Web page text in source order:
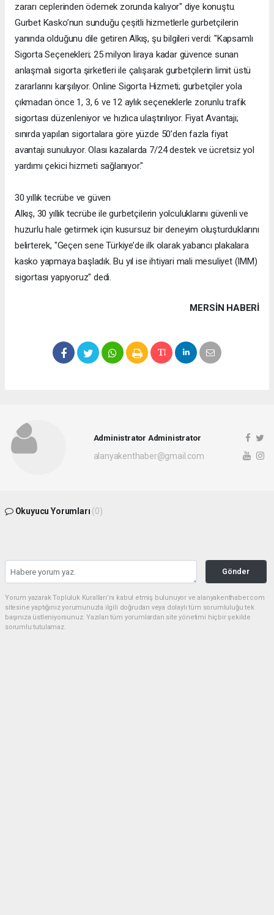
zararı ceplerinden ödemek zorunda kalıyor" diye konuştu.
Gurbet Kasko’nun sunduğu çeşitli hizmetlerle gurbetçilerin
yanında olduğunu dile getiren Alkış, şu bilgileri verdi: "Kapsamlı
Sigorta Seçenekleri; 25 milyon liraya kadar güvence sunan
anlaşmalı sigorta şirketleri ile çalışarak gurbetçilerin limit üstü
zararlarını karşılıyor. Online Sigorta Hizmeti; gurbetçiler yola
çıkmadan önce 1, 3, 6 ve 12 aylık seçeneklerle zorunlu trafik
sigortası düzenleniyor ve hızlıca ulaştırılıyor. Fiyat Avantajı;
sınırda yapılan sigortalara göre yüzde 50’den fazla fiyat
avantajı sunuluyor. Olası kazalarda 7/24 destek ve ücretsiz yol
yardımı çekici hizmeti sağlanıyor."
30 yıllık tecrübe ve güven
Alkış, 30 yıllık tecrübe ile gurbetçilerin yolculuklarını güvenli ve
huzurlu hale getirmek için kusursuz bir deneyim oluşturduklarını
belirterek, "Geçen sene Türkiye’de ilk olarak yabancı plakalara
kasko yapmaya başladık. Bu yıl ise ihtiyari mali mesuliyet (IMM)
sigortası yapıyoruz" dedi.
MERSIN HABERİ
Administrator Administrator
alanyakenthaber@gmail.com
Okuyucu Yorumları (0)
Gönder
Yorum yazarak Topluluk Kuralları’nı kabul etmiş bulunuyor ve alanyakenthaber.com
sitesine yaptığınız yorumunuzla ilgili doğrudan veya dolaylı tüm sorumluluğu tek
başınıza üstleniyorsunuz. Yazılan tüm yorumlardan site yönetimi hiçbir şekilde
sorumlu tutulamaz.